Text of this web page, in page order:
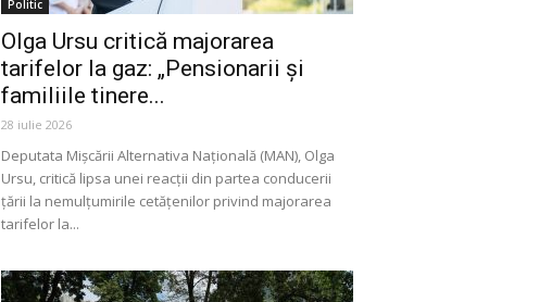
Politic
Olga Ursu critică majorarea
tarifelor la gaz: „Pensionarii și
familiile tinere...
28 iulie 2026
Deputata Mișcării Alternativa Națională (MAN), Olga
Ursu, critică lipsa unei reacții din partea conducerii
țării la nemulțumirile cetățenilor privind majorarea
tarifelor la...